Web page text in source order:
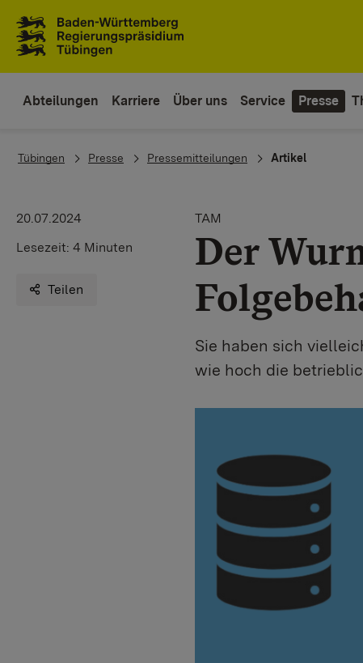
Abteilungen Karriere Über uns Service Presse
You are here:
Tübingen Presse Pressemitteilungen Artikel
20.07.2024
Lesezeit: 4 Minuten
Teilen
TAM
Der
Sie haben sich
wie hoch die